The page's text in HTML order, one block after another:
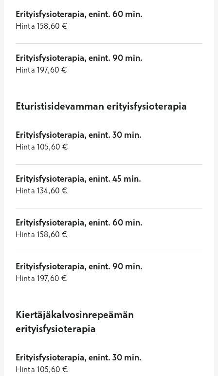
Erityisfysioterapia, enint. 60 min.
Hinta 158,60 €
Erityisfysioterapia, enint. 90 min.
Hinta 197,60 €
Eturistisidevamman erityisfysioterapia
Erityisfysioterapia, enint. 30 min.
Hinta 105,60 €
Erityisfysioterapia, enint. 45 min.
Hinta 134,60 €
Erityisfysioterapia, enint. 60 min.
Hinta 158,60 €
Erityisfysioterapia, enint. 90 min.
Hinta 197,60 €
Kiertäjäkalvosinrepeämän
erityisfysioterapia
Erityisfysioterapia, enint. 30 min.
Hinta 105,60 €